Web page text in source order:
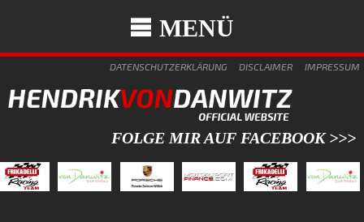
MENÜ
FOLGE MIR AUF FACEBOOK >>>
DATENSCHUTZERKLÄRUNG DISCLAIMER IMPRESSUM